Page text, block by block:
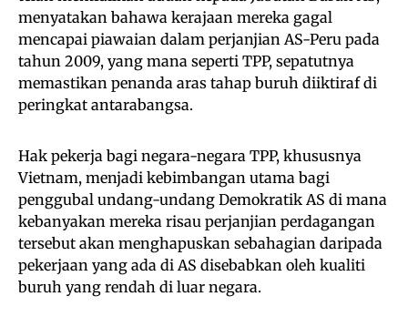
menyatakan bahawa kerajaan mereka gagal
mencapai piawaian dalam perjanjian AS-Peru pada
tahun 2009, yang mana seperti TPP, sepatutnya
memastikan penanda aras tahap buruh diiktiraf di
peringkat antarabangsa.
Hak pekerja bagi negara-negara TPP, khususnya
Vietnam, menjadi kebimbangan utama bagi
penggubal undang-undang Demokratik AS di mana
kebanyakan mereka risau perjanjian perdagangan
tersebut akan menghapuskan sebahagian daripada
pekerjaan yang ada di AS disebabkan oleh kualiti
buruh yang rendah di luar negara.